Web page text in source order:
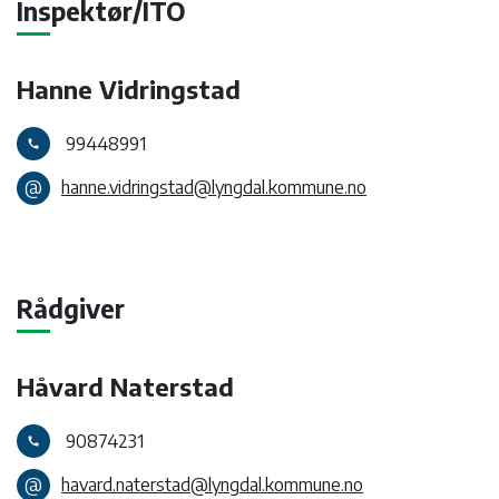
Inspektør/ITO
Hanne Vidringstad
call
99448991
@
hanne.vidringstad@lyngdal.kommune.no
Rådgiver
Håvard Naterstad
call
90874231
@
havard.naterstad@lyngdal.kommune.no